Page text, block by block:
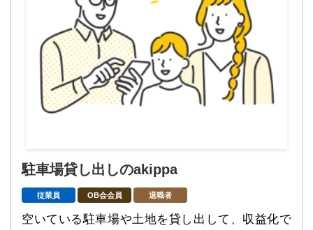
駐車場貸し出しのakippa
従業員 OB会会員 退職者
空いている駐車場や土地を貸し出して、収益化で